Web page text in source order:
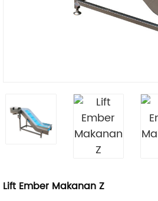
Lift Ember Makanan Z